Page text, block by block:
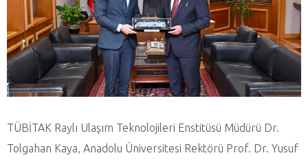
TÜBİTAK Raylı Ulaşım Teknolojileri Enstitüsü Müdürü Dr.
Tolgahan Kaya, Anadolu Üniversitesi Rektörü Prof. Dr. Yusuf